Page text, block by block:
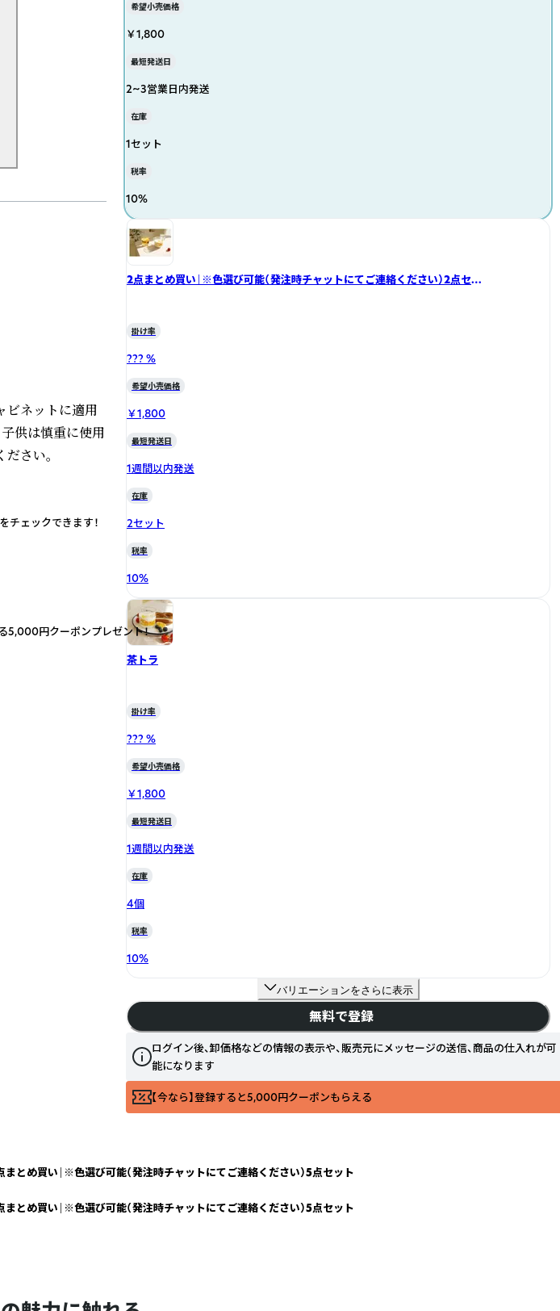
ビネットに適用
供は慎重に使用
さい。
希望小売価格
￥1,800
最短発送日
2~3営業日内発送
在庫
1セット
税率
10%
2点まとめ買い｜※色選び可能（発注時チャットにてご連絡ください）2点セッ
掛け率
??? %
希望小売価格
￥1,800
最短発送日
1週間以内発送
在庫
2セット
税率
10%
茶トラ
掛け率
??? %
希望小売価格
￥1,800
最短発送日
1週間以内発送
在庫
4個
税率
10%
バリエーションをさらに表示
無料で登録
ログイン後、卸価格などの情報の表示や、販売元にメッセージの送信、商品の仕入れが可
能になります
【今なら】登録すると5,000円クーポンもらえる
とめ買い｜※色選び可能（発注時チャットにてご連絡ください）5点セット
とめ買い｜※色選び可能（発注時チャットにてご連絡ください）5点セット
チェックできます！
5,000円クーポンプレゼント！